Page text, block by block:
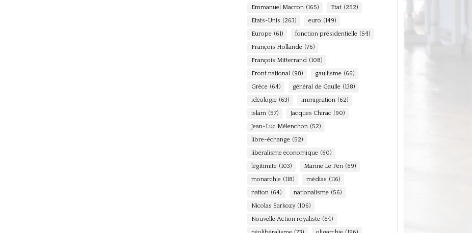
Emmanuel Macron (165) Etat (252)
Etats-Unis (263) euro (149)
Europe (61) fonction présidentielle (54)
François Hollande (76)
François Mitterrand (108)
Front national (98) gaullisme (66)
Grèce (64) général de Gaulle (138)
idéologie (63) immigration (62)
islam (57) Jacques Chirac (90)
Jean-Luc Mélenchon (52)
libre-échange (52)
libéralisme économique (60)
légitimité (103) Marine Le Pen (69)
monarchie (118) médias (116)
nation (64) nationalisme (56)
Nicolas Sarkozy (106)
Nouvelle Action royaliste (64)